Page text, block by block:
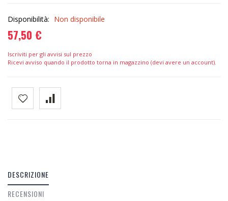
Disponibilità: Non disponibile
57,50 €
Iscriviti per gli avvisi sul prezzo
Ricevi avviso quando il prodotto torna in magazzino (devi avere un account).
DESCRIZIONE
RECENSIONI